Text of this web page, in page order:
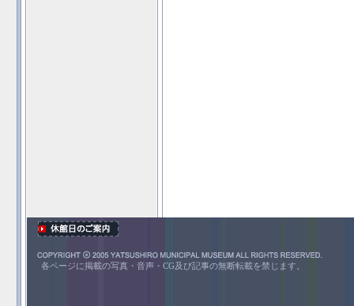
各ページに掲載の写真・音声・CG及び記事の無断転載を禁じます。